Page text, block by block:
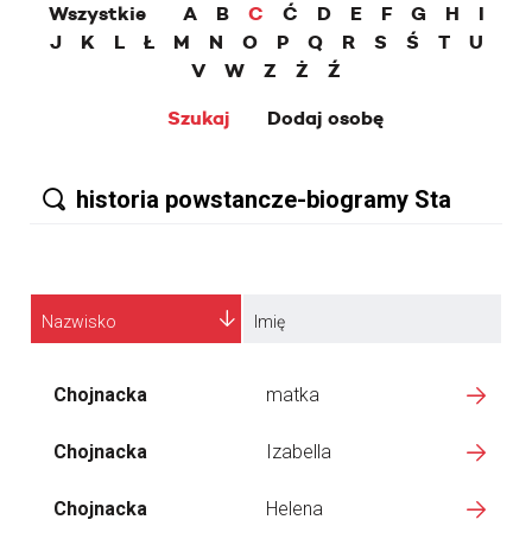
Wszystkie A B C Ć D E F G H
I
J
K L Ł M N O P Q R S Ś T
U
V
W Z Ż
Ź
Szukaj
Dodaj osobę
Nazwisko Imię
Chojnacka matka
Chojnacka Izabella
Chojnacka Helena